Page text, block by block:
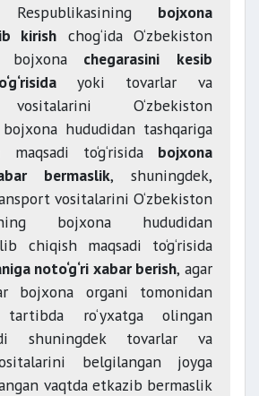
Respublikasining bojxona
kirish chog‘ida O‘zbekiston
bojxonachegarasini kesib
yoki tovarlar va
O‘zbekiston
hududidan tashqariga
to‘g‘risida bojxona
bermaslik, shuningdek,
vositalarini O‘zbekiston
bojxona hududidan
chiqish maqsadi to‘g‘risida
noto‘g‘ri xabar berish, agar
bojxona organi tomonidan
tartibda ro‘yxatga olingan
shuningdek tovarlar va
belgilangan joyga
vaqtda etkazib bermaslik